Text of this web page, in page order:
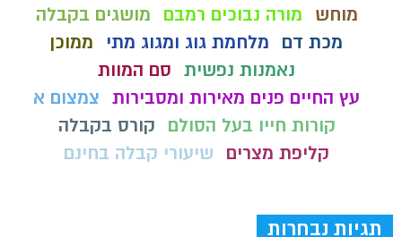
מוחש
מורה נבוכים רמבם
מושגים בקבלה
מכת דם
מלחמת גוג ומגוג מתי
ממוכן
נאמנות נפשית סם המוות
עץ החיים פנים מאירות ומסבירות צמצום א
קורות חייו בעל הסולם
קורס בקבלה
קליפת מצרים
שיעורי קבלה בחינם
תגיות נבחרות